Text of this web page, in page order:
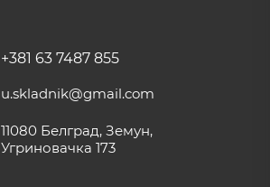
+381 63 7487 855
u.skladnik@gmail.com
11080 Белград, Земун,
Угриновачка 173